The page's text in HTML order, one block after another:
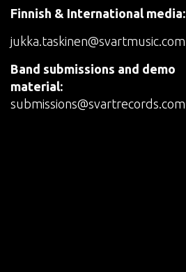
Finnish & International media:
jukka.taskinen@svartmusic.com
Band submissions and demo
material:
submissions@svartrecords.com